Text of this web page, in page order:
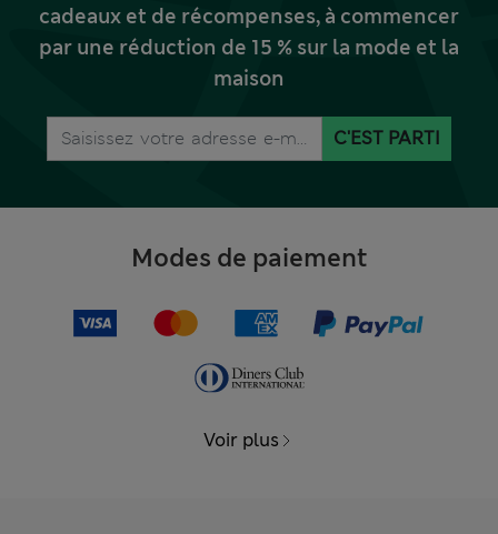
cadeaux et de récompenses, à commencer
par une réduction de 15 % sur la mode et la
maison
C'EST PARTI
Modes de paiement
Voir plus